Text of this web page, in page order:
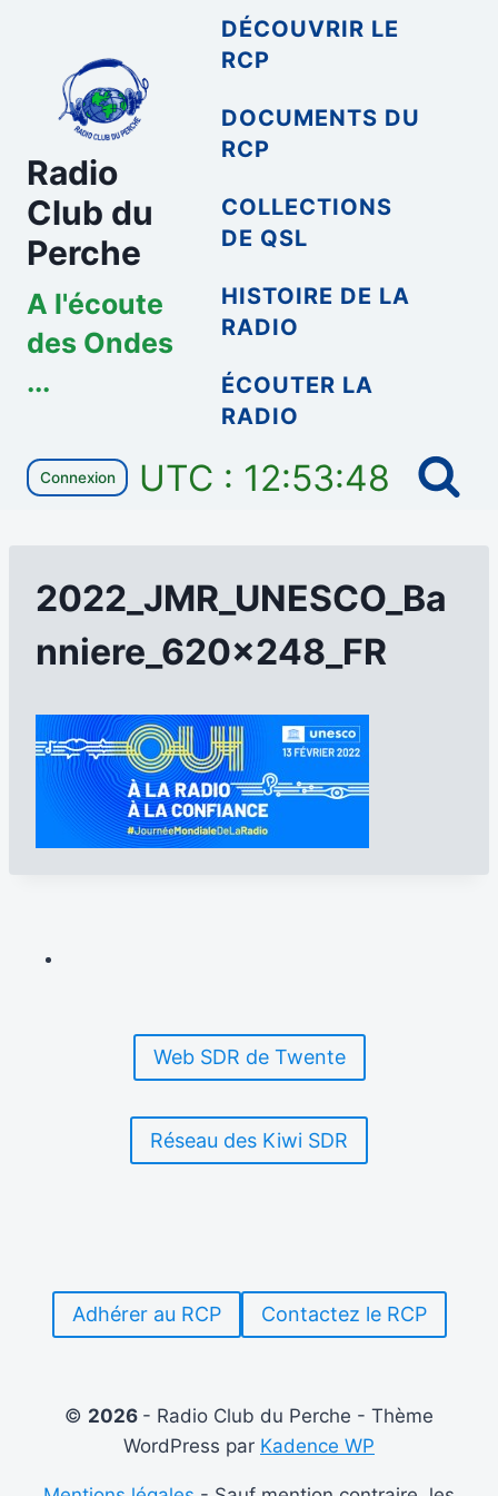
contenu
Radio
Club du
Perche
A l'écoute
des Ondes
...
DÉCOUVRIR LE
RCP
DOCUMENTS DU
RCP
COLLECTIONS
DE QSL
HISTOIRE DE LA
RADIO
ÉCOUTER LA
RADIO
Connexion UTC : 12:53:48
2022_JMR_UNESCO_Ba
nniere_620x248_FR
Web SDR de Twente
Réseau des Kiwi SDR
Adhérer au RCP Contactez le RCP
© 2026 - Radio Club du Perche - Thème
WordPress par Kadence WP